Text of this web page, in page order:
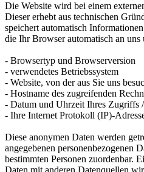
Die Website wird bei einem
Dieser erhebt aus technischen
speichert automatisch
die Ihr Browser automatisch an uns
- Browsertyp und Browserversion
- verwendetes Betriebssystem
- Website, von der aus Sie uns
- Hostname des zugreifenden
- Datum und Uhrzeit Ihres Zugriffs
- Ihre Internet Protokoll (IP)-
Diese anonymen Daten werden
angegebenen personenbezogenen
bestimmten Personen zuordenbar.